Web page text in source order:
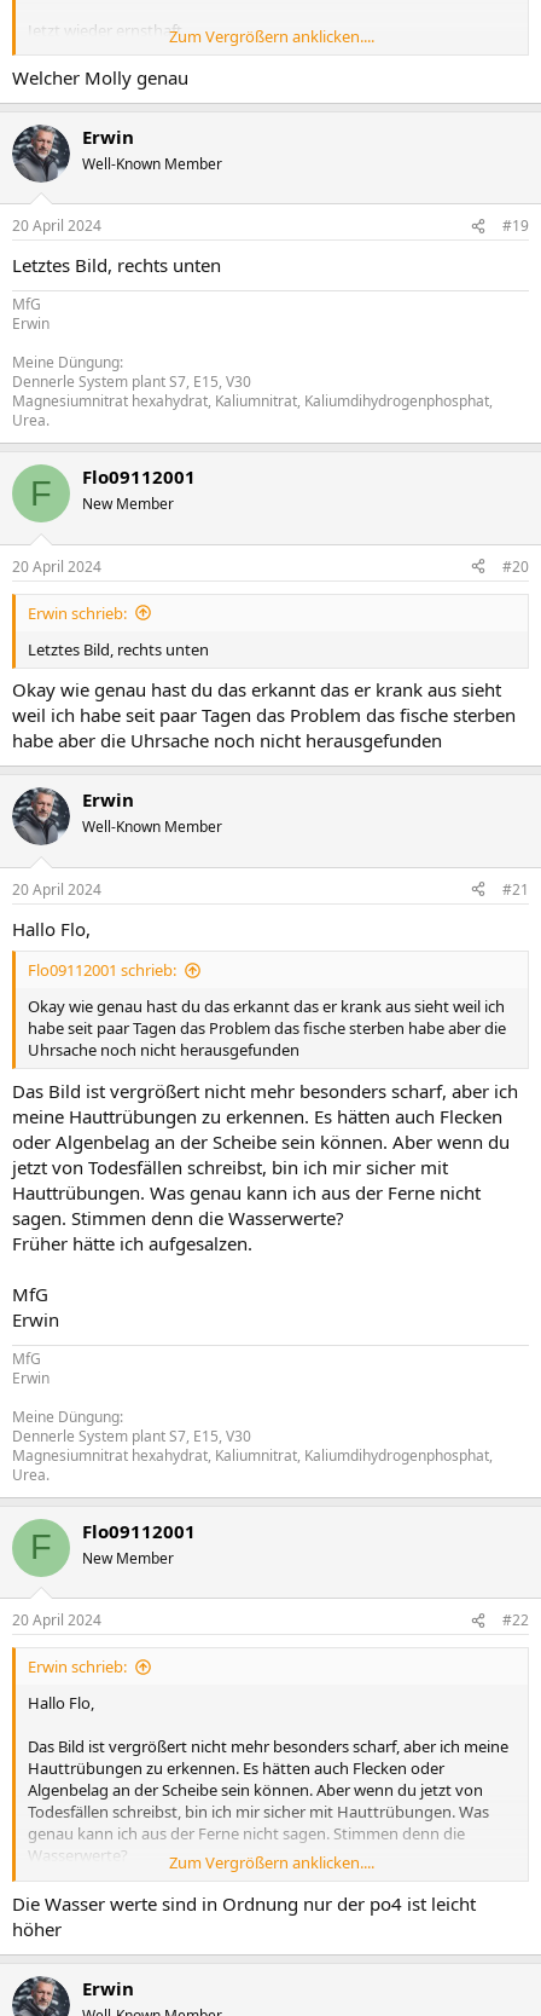
Jetzt wieder ernsthaft.
Dein Molly sieht krank aus.
Zum Vergrößern anklicken....
Welcher Molly genau
Erwin
Well-Known Member
20 April 2024 #19
Letztes Bild, rechts unten
MfG
Erwin
Meine Düngung:
Dennerle System plant S7, E15, V30
Magnesiumnitrat hexahydrat, Kaliumnitrat, Kaliumdihydrogenphosphat,
Urea.
F Flo09112001
New Member
20 April 2024 #20
Erwin schrieb:
Letztes Bild, rechts unten
Okay wie genau hast du das erkannt das er krank aus sieht
weil ich habe seit paar Tagen das Problem das fische sterben
habe aber die Uhrsache noch nicht herausgefunden
Erwin
Well-Known Member
20 April 2024 #21
Hallo Flo,
Flo09112001 schrieb:
Okay wie genau hast du das erkannt das er krank aus sieht weil ich
habe seit paar Tagen das Problem das fische sterben habe aber die
Uhrsache noch nicht herausgefunden
Das Bild ist vergrößert nicht mehr besonders scharf, aber ich
meine Hauttrübungen zu erkennen. Es hätten auch Flecken
oder Algenbelag an der Scheibe sein können. Aber wenn du
jetzt von Todesfällen schreibst, bin ich mir sicher mit
Hauttrübungen. Was genau kann ich aus der Ferne nicht
sagen. Stimmen denn die Wasserwerte?
Früher hätte ich aufgesalzen.
MfG
Erwin
MfG
Erwin
Meine Düngung:
Dennerle System plant S7, E15, V30
Magnesiumnitrat hexahydrat, Kaliumnitrat, Kaliumdihydrogenphosphat,
Urea.
F Flo09112001
New Member
20 April 2024 #22
Erwin schrieb:
Hallo Flo,
Das Bild ist vergrößert nicht mehr besonders scharf, aber ich meine
Hauttrübungen zu erkennen. Es hätten auch Flecken oder
Algenbelag an der Scheibe sein können. Aber wenn du jetzt von
Todesfällen schreibst, bin ich mir sicher mit Hauttrübungen. Was
genau kann ich aus der Ferne nicht sagen. Stimmen denn die
Wasserwerte?
Früher hätte ich aufgesalzen.
MfG
Erwin
Zum Vergrößern anklicken....
Die Wasser werte sind in Ordnung nur der po4 ist leicht
höher
Erwin